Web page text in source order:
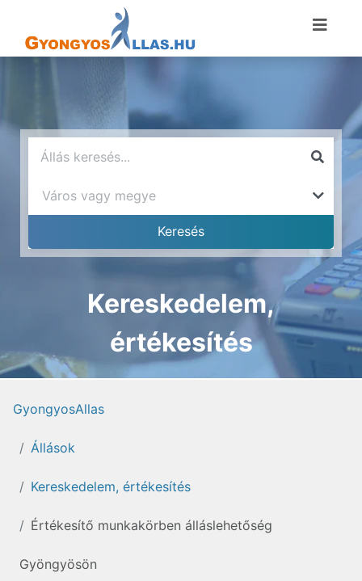
Kereskedelem,
értékesítés
GyongyosAllas
Állások
Kereskedelem, értékesítés
Értékesítő munkakörben álláslehetőség
Gyöngyösön